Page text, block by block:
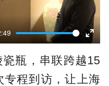
E
n
瓶，串联跨越15
专程到访，让上海